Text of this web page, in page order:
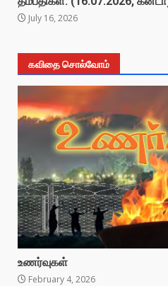
July 16, 2026
கவிதை சொல்வோம்
உணர்வுகள்
February 4, 2026